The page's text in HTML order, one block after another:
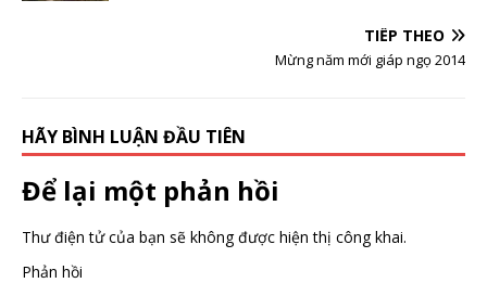
TIẾP THEO
Mừng năm mới giáp ngọ 2014
HÃY BÌNH LUẬN ĐẦU TIÊN
Để lại một phản hồi
Thư điện tử của bạn sẽ không được hiện thị công khai.
Phản hồi